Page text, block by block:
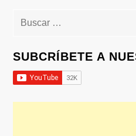
Buscar:
SUBCRÍBETE A